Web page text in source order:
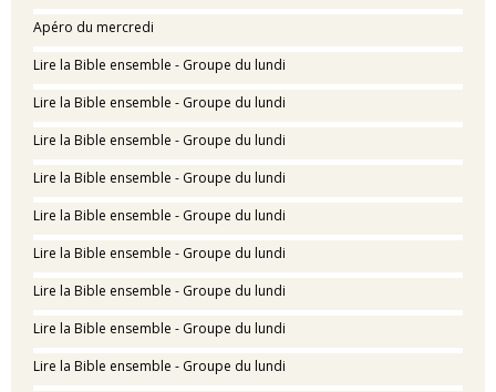
Apéro du mercredi
Lire la Bible ensemble - Groupe du lundi
Lire la Bible ensemble - Groupe du lundi
Lire la Bible ensemble - Groupe du lundi
Lire la Bible ensemble - Groupe du lundi
Lire la Bible ensemble - Groupe du lundi
Lire la Bible ensemble - Groupe du lundi
Lire la Bible ensemble - Groupe du lundi
Lire la Bible ensemble - Groupe du lundi
Lire la Bible ensemble - Groupe du lundi